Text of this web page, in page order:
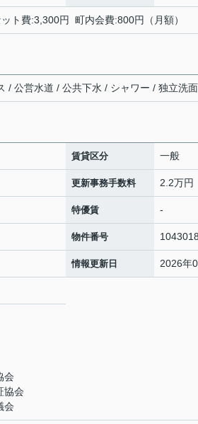
ト費:3,300円 町内会費:800円（月額）
/ 公営水道 / 公共下水 / シャワー / 独立洗
賃貸区分 一般
更新事務手数料 2.2万円
特優賃 -
物件番号
情報更新日 2026年
会
協会
会